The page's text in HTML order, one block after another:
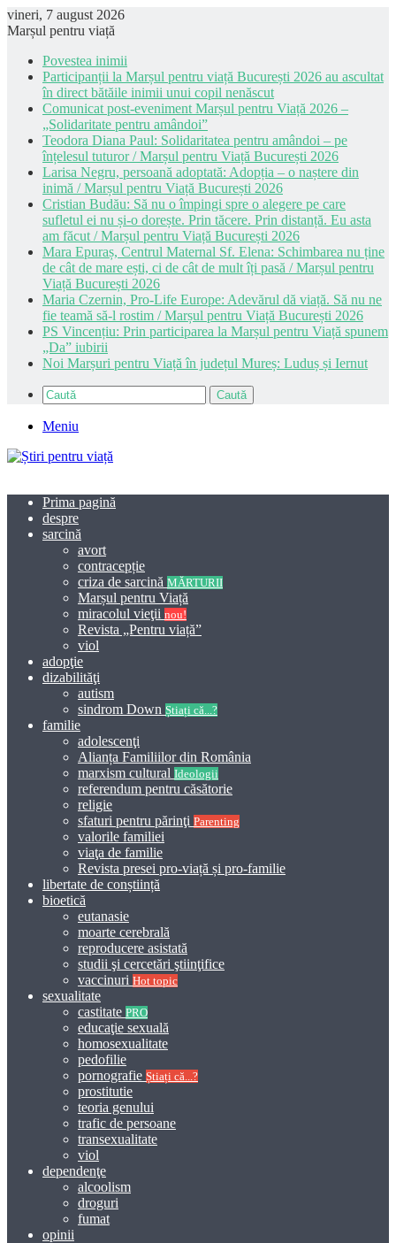
vineri, 7 august 2026
Marșul pentru viață
Povestea inimii
Participanții la Marșul pentru viață București 2026 au ascultat
în direct bătăile inimii unui copil nenăscut
Comunicat post-eveniment Marșul pentru Viață 2026 –
„Solidaritate pentru amândoi”
Teodora Diana Paul: Solidaritatea pentru amândoi – pe
înțelesul tuturor / Marșul pentru Viață București 2026
Larisa Negru, persoană adoptată: Adopția – o naștere din
inimă / Marșul pentru Viață București 2026
Cristian Budău: Să nu o împingi spre o alegere pe care
sufletul ei nu și-o dorește. Prin tăcere. Prin distanță. Eu asta
am făcut / Marșul pentru Viață București 2026
Mara Epuraș, Centrul Maternal Sf. Elena: Schimbarea nu ține
de cât de mare ești, ci de cât de mult îți pasă / Marșul pentru
Viață București 2026
Maria Czernin, Pro-Life Europe: Adevărul dă viață. Să nu ne
fie teamă să-l rostim / Marșul pentru Viață București 2026
PS Vincențiu: Prin participarea la Marșul pentru Viață spunem
„Da” iubirii
Noi Marșuri pentru Viață în județul Mureș: Luduș și Iernut
Caută
Meniu
Prima pagină
despre
sarcină
avort
contracepție
criza de sarcină MĂRTURII
Marșul pentru Viață
miracolul vieţii nou!
Revista „Pentru viață”
viol
adopţie
dizabilităţi
autism
sindrom Down Știați că...?
familie
adolescenţi
Alianța Familiilor din România
marxism cultural Ideologii
referendum pentru căsătorie
religie
sfaturi pentru părinţi Parenting
valorile familiei
viaţa de familie
Revista presei pro-viață și pro-familie
libertate de conștiință
bioetică
eutanasie
moarte cerebrală
reproducere asistată
studii şi cercetări ştiinţifice
vaccinuri Hot topic
sexualitate
castitate PRO
educaţie sexuală
homosexualitate
pedofilie
pornografie Știați că...?
prostitutie
teoria genului
trafic de persoane
transexualitate
viol
dependenţe
alcoolism
droguri
fumat
opinii